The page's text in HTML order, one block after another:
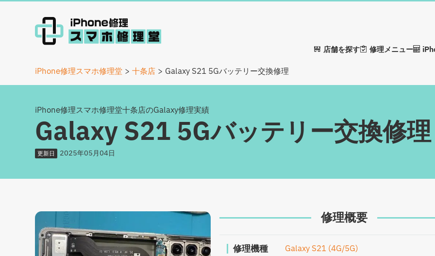
店舗を探す 修理メニュー
iPhone修理スマホ修理堂 十条店 Galaxy S21 5Gバッテリー交換修理
iPhone修理スマホ修理堂十条店のGalaxy修理実績
Galaxy S21 5Gバッテリー交換修理
更新日 2025年05月04日
修理概要
修理機種 Galaxy S21 (4G/5G)